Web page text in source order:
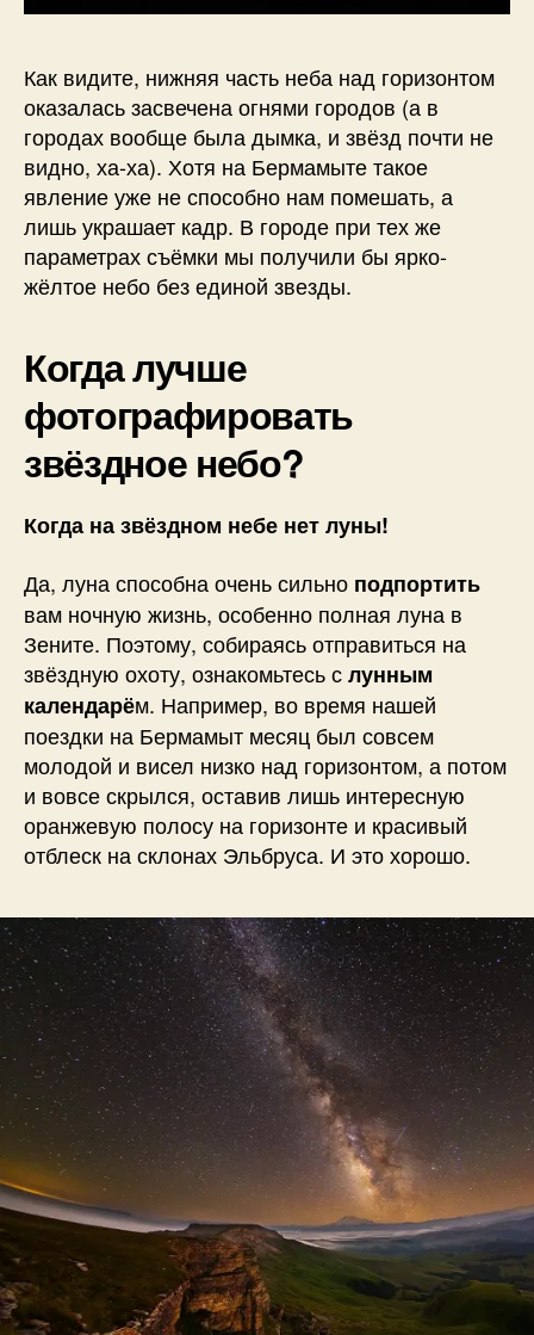
Как видите, нижняя часть неба над горизонтом
оказалась засвечена огнями городов (а в
городах вообще была дымка, и звёзд почти не
видно, ха-ха). Хотя на Бермамыте такое
явление уже не способно нам помешать, а
лишь украшает кадр. В городе при тех же
параметрах съёмки мы получили бы ярко-
жёлтое небо без единой звезды.
Когда лучше
фотографировать
звёздное небо?
Когда на звёздном небе нет луны!
Да, луна способна очень сильно подпортить
вам ночную жизнь, особенно полная луна в
Зените. Поэтому, собираясь отправиться на
звёздную охоту, ознакомьтесь слунным
календарём. Например, во время нашей
поездки на Бермамыт месяц был совсем
молодой и висел низко над горизонтом, а потом
и вовсе скрылся, оставив лишь интересную
оранжевую полосу на горизонте и красивый
отблеск на склонах Эльбруса. И это хорошо.